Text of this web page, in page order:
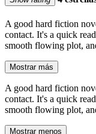
A good hard fiction
contact. It's a quick
smooth flowing plot,
Mostrar más
A good hard fiction
contact. It's a quick
smooth flowing plot,
Mostrar menos